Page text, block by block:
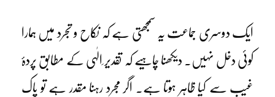
ایک دوسری جماعت یہ سمجھتی ہے کہ نکاح و تجرد میں ہمارا
کوئی دخل نہیں۔ دیکھنا چاہیے کہ تقدیر ِالٰہی کے مطابق پردۂ
غیب سے کیا ظاہر ہوتا ہے۔ اگر مجرد رہنا مقدر ہے تو پاک